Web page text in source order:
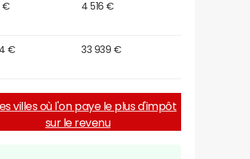
€ 4 516 €
€ 33 939 €
villes où l'on paye le plus d'impôt
sur le revenu